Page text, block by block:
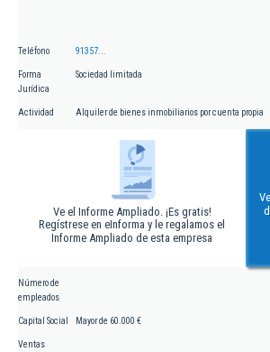
Teléfono 91357...
Forma
Jurídica
Sociedad limitada
Actividad Alquiler de bienes inmobiliarios por cuenta propia
Ve el Informe Ampliado. ¡Es gratis!
Regístrese en eInforma y le regalamos el
Informe Ampliado de esta empresa
Número de
empleados
Capital Social Mayor de 60.000 €
Ventas